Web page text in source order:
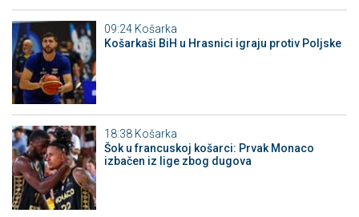
09:24 Košarka
Košarkaši BiH u Hrasnici igraju protiv Poljske
18:38 Košarka
Šok u francuskoj košarci: Prvak Monaco
izbačen iz lige zbog dugova